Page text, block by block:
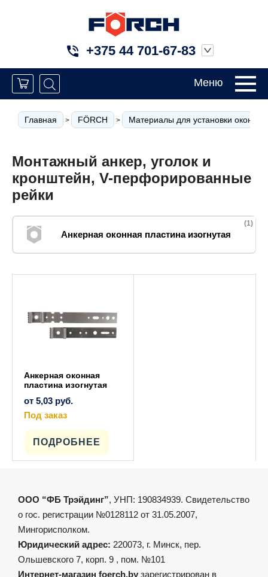
+375 44 701-67-83
Меню
Главная > FÖRCH > Материалы для установки окон
Монтажный анкер, уголок и
кронштейн, V-перфорированные
рейки
Анкерная оконная пластина изогнутая
(1)
Анкерная оконная
пластина изогнутая
от 5,03 руб.
Под заказ
ПОДРОБНЕЕ
странице
ООО “ФБ Трэйдинг”, УНП: 190834939. Свидетельство
о гос. регистрации №0128112 от 31.05.2007,
Мингорисполком.
Юридический адрес: 220073, г. Минск, пер.
Ольшевского 7, корп. 9 , пом. №101
Интернет-магазин foerch.by зарегистрирован в